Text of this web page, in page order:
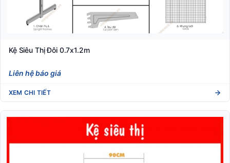
Kệ Siêu Thị Đôi 0.7x1.2m
Liên hệ báo giá
XEM CHI TIẾT